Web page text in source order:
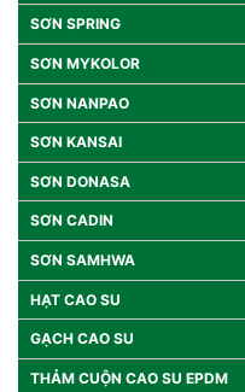
SƠN SPRING
SƠN MYKOLOR
SƠN NANPAO
SƠN KANSAI
SƠN DONASA
SƠN CADIN
SƠN SAMHWA
HẠT CAO SU
GẠCH CAO SU
THẢM CUỘN CAO SU EPDM